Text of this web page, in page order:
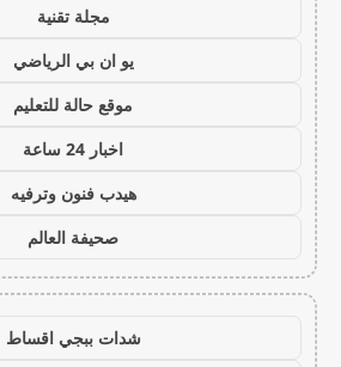
مجلة تقنية
يو ان بي الرياضي
موقع حالة للتعليم
اخبار 24 ساعة
هيدب فنون وترفيه
صحيفة العالم
شدات ببجي اقساط